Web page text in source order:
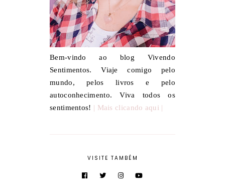
Bem-vindo ao blog Vivendo
Sentimentos. Viaje comigo pelo
mundo, pelos livros e pelo
autoconhecimento. Viva todos os
sentimentos! | Mais clicando aqui |
VISITE TAMBÉM